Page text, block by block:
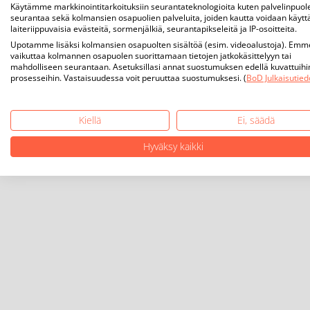
Käytämme markkinointitarkoituksiin seurantateknologioita kuten
seurantaa sekä kolmansien osapuolien palveluita, joiden kautta voidaan
laiteriippuvaisia evästeitä, sormenjälkiä, seurantapikseleitä ja IP-osoitteita.
Upotamme lisäksi kolmansien osapuolten sisältöä (esim. videoalustoja).
vaikuttaa kolmannen osapuolen suorittamaan tietojen jatkokäsittelyyn tai
mahdolliseen seurantaan. Asetuksillasi annat suostumuksen edellä
prosesseihin. Vastaisuudessa voit peruuttaa suostumuksesi. (BoD
Kiellä
Ei, säädä
Hyväksy kaikki